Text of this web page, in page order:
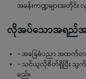
အခန်းကဏ္ဍများအတိုင်း
လိုအပ်သောအရည်အခ
- အခြေခံပညာ အထက်တန်
- သင်ယူလိုစိတ်ရှိပြီး သွ
မည်။